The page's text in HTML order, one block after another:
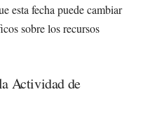
esta fecha puede cambiar
sobre los recursos
Actividad de